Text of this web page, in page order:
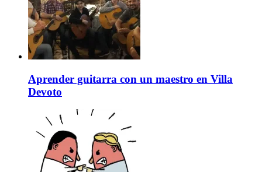
Aprender guitarra con un maestro en Villa
Devoto